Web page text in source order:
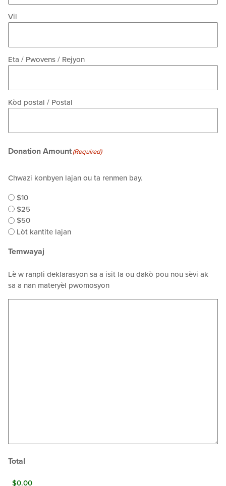
Vil
Eta / Pwovens / Rejyon
Kòd postal / Postal
Donation Amount(Required)
Chwazi konbyen lajan ou ta renmen bay.
$10
$25
$50
Lòt kantite lajan
Temwayaj
Lè w ranpli deklarasyon sa a isit la ou dakò pou nou sèvi ak
sa a nan materyèl pwomosyon
Total